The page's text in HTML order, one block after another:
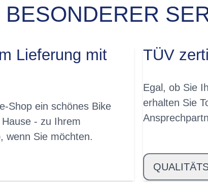
JA, SOFORT!
BESONDERER
Lieferung mit
Shop ein schönes Bike
- zu Ihrem
wenn Sie möchten.
TÜV
Egal, ob Sie
erhalten Sie